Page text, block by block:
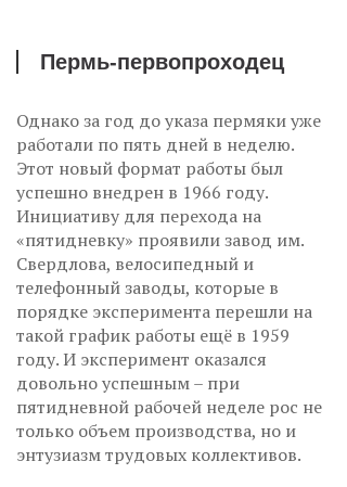
Пермь-первопроходец
Однако за год до указа пермяки уже
работали по пять дней в неделю.
Этот новый формат работы был
успешно внедрен в 1966 году.
Инициативу для перехода на
«пятидневку» проявили завод им.
Свердлова, велосипедный и
телефонный заводы, которые в
порядке эксперимента перешли на
такой график работы ещё в 1959
году. И эксперимент оказался
довольно успешным – при
пятидневной рабочей неделе рос не
только объем производства, но и
энтузиазм трудовых коллективов.